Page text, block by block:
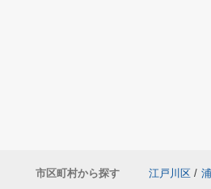
市区町村から探す 江戸川区 /